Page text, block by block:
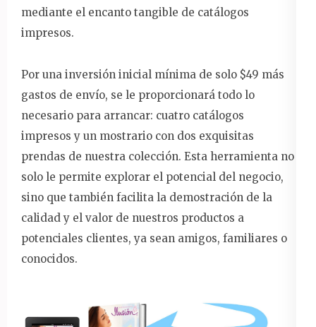
mediante el encanto tangible de catálogos
impresos.
Por una inversión inicial mínima de solo $49 más
gastos de envío, se le proporcionará todo lo
necesario para arrancar: cuatro catálogos
impresos y un mostrario con dos exquisitas
prendas de nuestra colección. Esta herramienta no
solo le permite explorar el potencial del negocio,
sino que también facilita la demostración de la
calidad y el valor de nuestros productos a
potenciales clientes, ya sean amigos, familiares o
conocidos.